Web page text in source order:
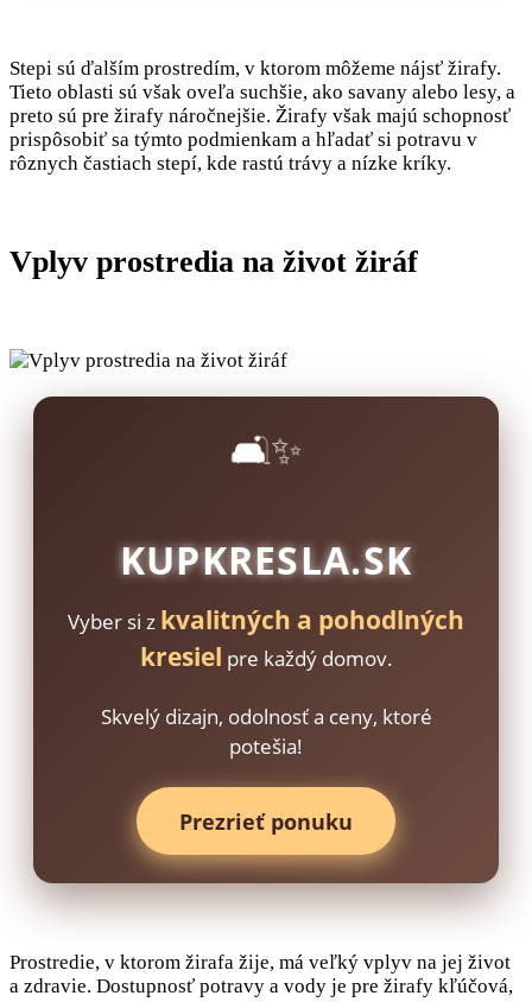
Stepi sú ďalším prostredím, v ktorom môžeme nájsť žirafy.
Tieto oblasti sú však oveľa suchšie, ako savany alebo lesy, a
preto sú pre žirafy náročnejšie. Žirafy však majú schopnosť
prispôsobiť sa týmto podmienkam a hľadať si potravu v
rôznych častiach stepí, kde rastú trávy a nízke kríky.
Vplyv prostredia na život žiráf
🛋️✨
KUPKRESLA.SK
Vyber si z kvalitných a pohodlných
kresiel pre každý domov.
Skvelý dizajn, odolnosť a ceny, ktoré
potešia!
Prezrieť ponuku
Prostredie, v ktorom žirafa žije, má veľký vplyv na jej život
a zdravie. Dostupnosť potravy a vody je pre žirafy kľúčová,